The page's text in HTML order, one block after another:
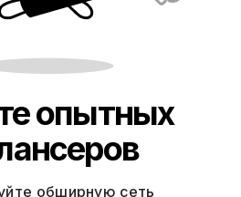
опытных
обширную сеть